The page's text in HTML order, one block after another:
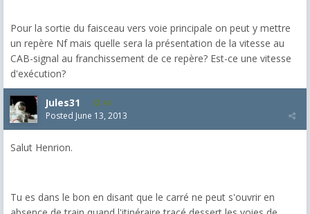
Pour la sortie du faisceau vers voie principale on peut y mettre
un repère Nf mais quelle sera la présentation de la vitesse au
CAB-signal au franchissement de ce repère? Est-ce une vitesse
d'exécution?
Jules31 44
Posted June 13, 2013
Salut Henrion.
Tu es dans le bon en disant que le carré ne peut s'ouvrir en